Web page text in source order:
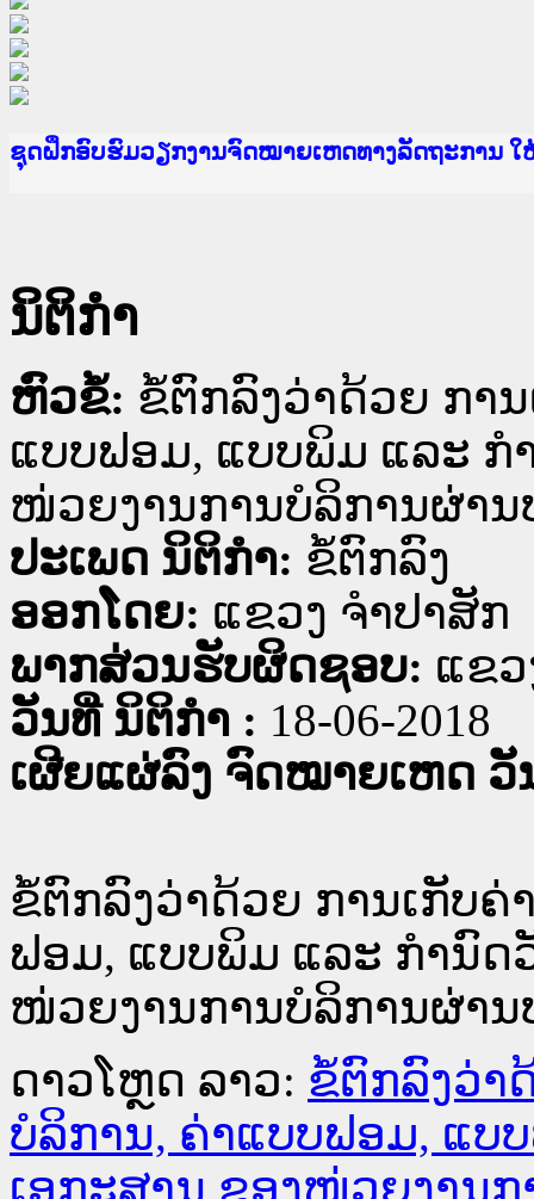
Ministry of Justice Lao PDR
ເຜີຍແຜ່ວັບໄຊຈົດໝາຍເຫດທາງລັດຖະການ ແລະ ແອັ
ກະຊວງຍຸຕິທຳ
ຊຸດຝຶກອົບຮົມວຽກງານຈົດໝາຍເຫດທາງລັດຖະການ
ກອງປະຊຸມທົບທວນຄືນການຈັດຕັ້ງປະຕິບັດວຽກງານຈົ
ຝຶກອົບຮົມ ຜູ່ປະສານງານວຽກງານຈົດໝາຍເຫດທາງລັ
ຝຶກອົບຮົມ ຜູ່ປະສານງານວຽກງານຈົດໝາຍເຫດທາງລັ
ເຜີຍແຜ່ແອັບກົດໝາຍລາວ ແລະ ເວັບໄຊຈົດໝາຍເຫດ
ເຜີຍແຜ່ແອັບກົດໝາຍລາວ ແລະ ເວັບໄຊຈົດໝາຍເຫດ
ຍົກລະດັບວຽກງານຈົດໝາຍເຫດທາງລັດຖະການໃຫ້ຜູ້
ຊຸດຝຶກອົບຮົມວຽກງານຈົດໝາຍເຫດທາງລັດຖະການ ໃ
ນິຕິກໍາ
ຫົວຂໍ້: ຂໍ້ຕົກລົງວ່າດ້ວຍ ກາ
ແບບຟອມ, ແບບພິມ ແລະ ກ
ໜ່ວຍງານການບໍລິການຜ່ານ
ປະເພດ ນິຕິກໍາ: ຂໍ້ຕົກລົງ
ອອກໂດຍ: ແຂວງ ຈໍາປາສັກ
ພາກສ່ວນຮັບຜິດຊອບ: ແຂວ
ວັນທີ່ ນິຕິກໍາ : 18-06-2018
ເຜີຍແຜ່ລົງ ຈົດໝາຍເຫດ ວັ
ຂໍ້ຕົກລົງວ່າດ້ວຍ ການເກັບຄ່
ຟອມ, ແບບພິມ ແລະ ກຳນົດ
ໜ່ວຍງານການບໍລິການຜ່ານ
ດາວໂຫຼດ ລາວ: ຂໍ້ຕົກລົງວ່າ
ບໍລິການ, ຄ່າແບບຟອມ, ແບ
ເອກະສານ ຂອງໜ່ວຍງານ